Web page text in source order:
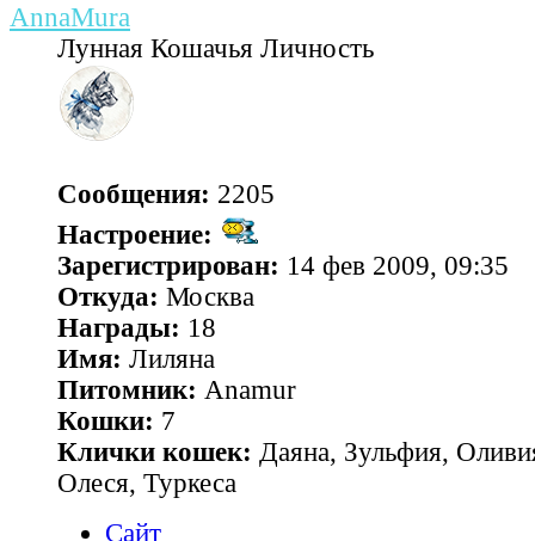
AnnaMura
Лунная Кошачья Личность
Сообщения: 2205
Настроение:
Зарегистрирован: 14 фев 2009, 09:35
Откуда: Москва
Награды: 18
Имя: Лиляна
Питомник: Anamur
Кошки: 7
Клички кошек: Даяна, Зульфия,
Олеся, Туркеса
Сайт